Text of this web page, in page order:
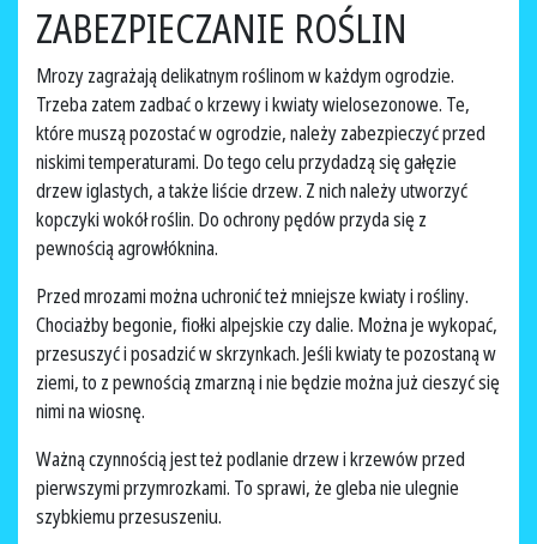
ZABEZPIECZANIE ROŚLIN
Mrozy zagrażają delikatnym roślinom w każdym ogrodzie.
Trzeba zatem zadbać o krzewy i kwiaty wielosezonowe. Te,
które muszą pozostać w ogrodzie, należy zabezpieczyć przed
niskimi temperaturami. Do tego celu przydadzą się gałęzie
drzew iglastych, a także liście drzew. Z nich należy utworzyć
kopczyki wokół roślin. Do ochrony pędów przyda się z
pewnością agrowłóknina.
Przed mrozami można uchronić też mniejsze kwiaty i rośliny.
Chociażby begonie, fiołki alpejskie czy dalie. Można je wykopać,
przesuszyć i posadzić w skrzynkach. Jeśli kwiaty te pozostaną w
ziemi, to z pewnością zmarzną i nie będzie można już cieszyć się
nimi na wiosnę.
Ważną czynnością jest też podlanie drzew i krzewów przed
pierwszymi przymrozkami. To sprawi, że gleba nie ulegnie
szybkiemu przesuszeniu.